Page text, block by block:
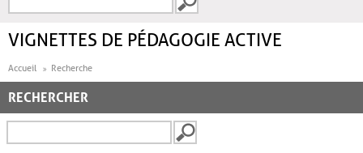
FORMULAIRE DE
VIGNETTES DE PÉDAGOGIE ACTIVE
Accueil Recherche
RECHERCHER